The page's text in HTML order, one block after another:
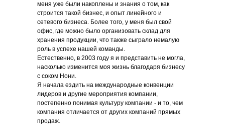
меня уже были накоплены и знания о том, как
строится такой бизнес, и опыт линейного и
сетевого бизнеса. Более того, у меня был свой
офис, где можно было организовать склад для
хранения продукции, что также сыграло немалую
роль в успехе нашей команды.
Естественно, в 2003 году я и представить не могла,
насколько изменится моя жизнь благодаря бизнесу
с соком Нони.
Я начала ездить на международные конвенции
лидеров и другие мероприятия компании,
постепенно понимая культуру компании - и то, чем
компания отличается от других компаний прямых
продаж.